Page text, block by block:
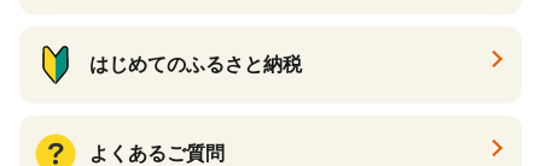
はじめてのふるさと納税
よくあるご質問